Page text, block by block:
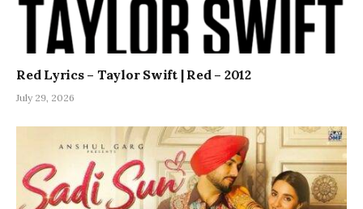
Red Lyrics – Taylor Swift | Red – 2012
July 29, 2026